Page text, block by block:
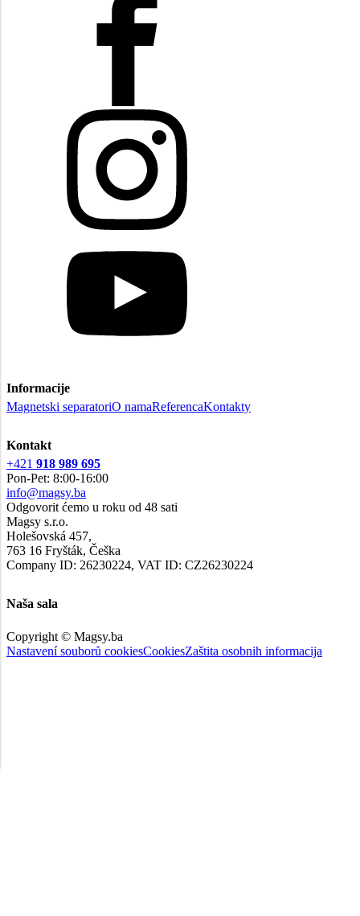
Informacije
Magnetski separatoriO namaReferencaKontakty
Kontakt
+421 918 989 695
Pon-Pet: 8:00-16:00
info@magsy.ba
Odgovorit ćemo u roku od 48 sati
Magsy s.r.o.
Holešovská 457,
763 16 Fryšták, Češka
Company ID: 26230224, VAT ID: CZ26230224
Naša sala
Copyright © Magsy.ba
Nastavení souborů cookiesCookiesZaštita osobnih informacija